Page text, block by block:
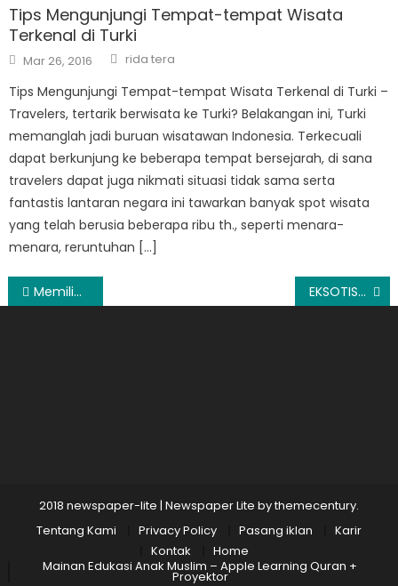
Tips Mengunjungi Tempat-tempat Wisata
Terkenal di Turki
Posted
on
Mar 26, 2016 Author
rida tera
Tips Mengunjungi Tempat-tempat Wisata Terkenal di Turki –
Travelers, tertarik berwisata ke Turki? Belakangan ini, Turki
memanglah jadi buruan wisatawan Indonesia. Terkecuali
dapat berkunjung ke beberapa tempat bersejarah, di sana
travelers dapat juga nikmati situasi tidak sama serta
fantastis lantaran negara ini tawarkan banyak spot wisata
yang telah berusia beberapa ribu th., seperti menara-
menara, reruntuhan […]
Post
Memilih Asuransi Bagi Mobil Mewah Anda EKSOTISME AIR TERJUN CURUG MARIBAYA
2018 newspaper-lite | Newspaper Lite bythemecentury.
Tentang Kami
Privacy Policy Pasang iklan
Karir
Kontak
Home
Mainan Edukasi Anak Muslim – Apple Learning Quran +
Proyektor